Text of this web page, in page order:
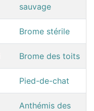
sauvage
Brome stérile
Brome des toits
Pied-de-chat
Anthémis des